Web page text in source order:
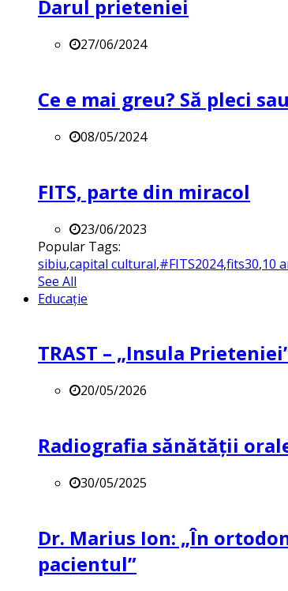
Darul prieteniei
27/06/2024
Ce e mai greu? Să pleci
08/05/2024
FITS, parte din miracol
23/06/2023
Popular Tags:
sibiu,capital cultural,#FITS2024,fits30,10
See All
Educație
TRAST – „Insula
20/05/2026
Radiografia sănătății orale
30/05/2025
Dr. Marius Ion: „În
pacientul”